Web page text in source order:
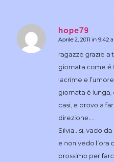
hope79
dice:
Aprile 2, 2011 in 9:42
ragazze grazie a
giornata come é
lacrime e
giornata é lunga,
casi, e provo a
direzione….
Silvia…si, vado
e non vedo l’ora
prossimo per